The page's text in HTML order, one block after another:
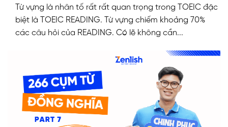
Từ vựng là nhân tố rất rất quan trọng trong TOEIC đặc
biệt là TOEIC READING. Từ vựng chiếm khoảng 70%
các câu hỏi của READING. Có lẽ không cần...